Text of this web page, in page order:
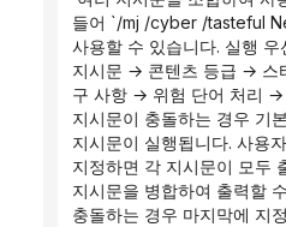
들어 `/mj /cyber /tasteful
사용할 수 있습니다. 실행
지시문 → 콘텐츠 등급 → 스
구 사항 → 위험 단어 처리 →
지시문이 충돌하는 경우 기
지시문이 실행됩니다. 사용
지정하면 각 지시문이 모두
지시문을 병합하여 출력할
충돌하는 경우 마지막에 지